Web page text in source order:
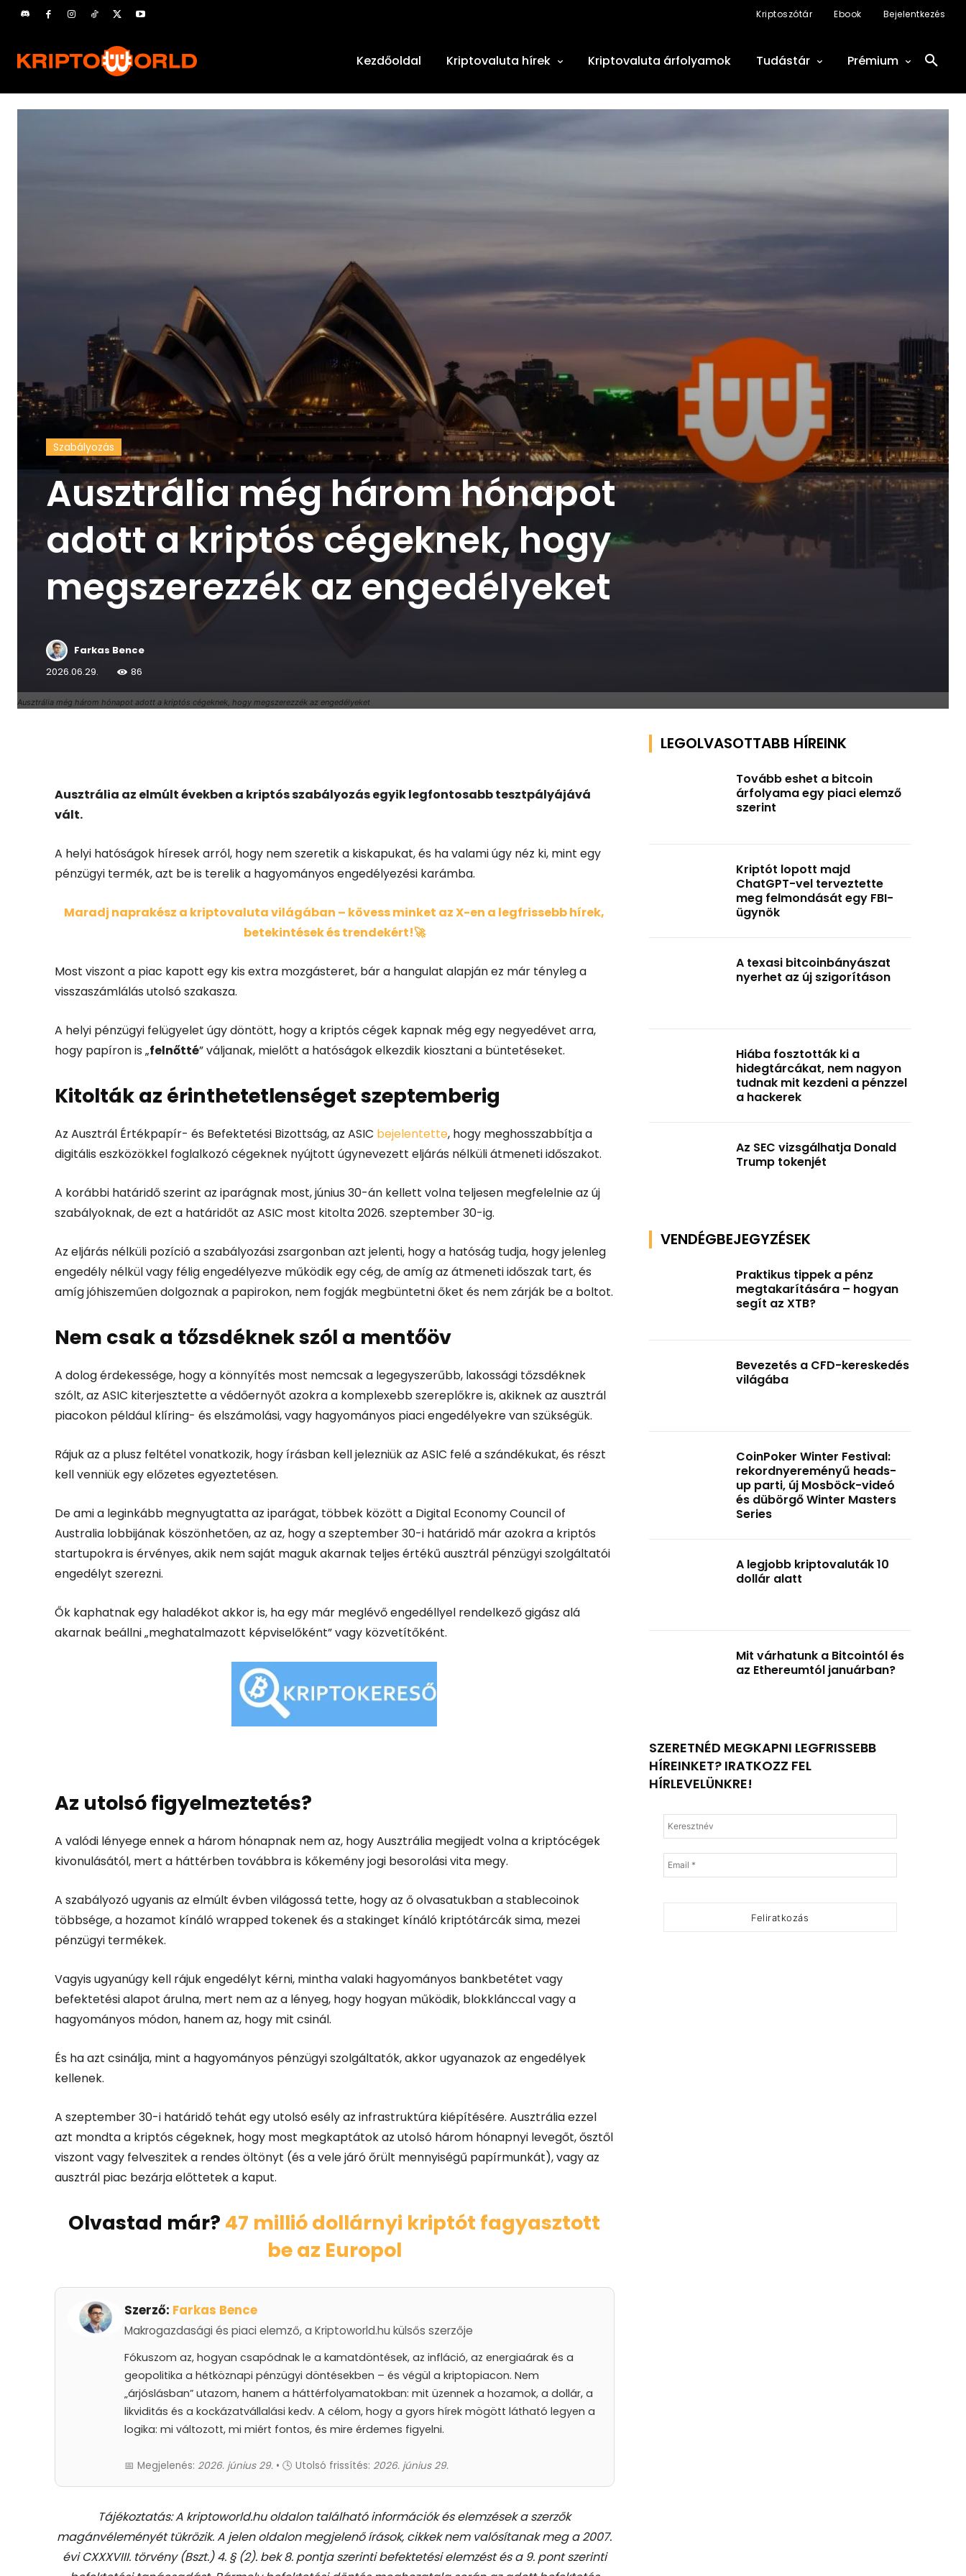
Kriptoszótár Ebook Bejelentkezés
Kezdőoldal Kriptovaluta hírek Kriptovaluta árfolyamok Tudástár Prémium
Ausztrália még három hónapot adott a kriptós cégeknek, hogy megszerezzék az engedélyeket
Szabályozás
Ausztrália még három hónapot
adott a kriptós cégeknek, hogy
megszerezzék az engedélyeket
Farkas Bence
2026.06.29.
86
Ausztrália az elmúlt években a kriptós szabályozás egyik legfontosabb tesztpályájává
vált.
A helyi hatóságok híresek arról, hogy nem szeretik a kiskapukat, és ha valami úgy néz ki, mint egy
pénzügyi termék, azt be is terelik a hagyományos engedélyezési karámba.
Maradj naprakész a kriptovaluta világában – kövess minket az X-en a legfrissebb hírek,
betekintések és trendekért!🚀
Most viszont a piac kapott egy kis extra mozgásteret, bár a hangulat alapján ez már tényleg a
visszaszámlálás utolsó szakasza.
A helyi pénzügyi felügyelet úgy döntött, hogy a kriptós cégek kapnak még egy negyedévet arra,
hogy papíron is „felnőtté” váljanak, mielőtt a hatóságok elkezdik kiosztani a büntetéseket.
Kitolták az érinthetetlenséget szeptemberig
Az Ausztrál Értékpapír- és Befektetési Bizottság, az ASIC bejelentette, hogy meghosszabbítja a
digitális eszközökkel foglalkozó cégeknek nyújtott úgynevezett eljárás nélküli átmeneti időszakot.
A korábbi határidő szerint az iparágnak most, június 30-án kellett volna teljesen megfelelnie az új
szabályoknak, de ezt a határidőt az ASIC most kitolta 2026. szeptember 30-ig.
Az eljárás nélküli pozíció a szabályozási zsargonban azt jelenti, hogy a hatóság tudja, hogy jelenleg
engedély nélkül vagy félig engedélyezve működik egy cég, de amíg az átmeneti időszak tart, és
amíg jóhiszeműen dolgoznak a papirokon, nem fogják megbüntetni őket és nem zárják be a boltot.
Nem csak a tőzsdéknek szól a mentőöv
A dolog érdekessége, hogy a könnyítés most nemcsak a legegyszerűbb, lakossági tőzsdéknek
szólt, az ASIC kiterjesztette a védőernyőt azokra a komplexebb szereplőkre is, akiknek az ausztrál
piacokon például klíring- és elszámolási, vagy hagyományos piaci engedélyekre van szükségük.
Rájuk az a plusz feltétel vonatkozik, hogy írásban kell jelezniük az ASIC felé a szándékukat, és részt
kell venniük egy előzetes egyeztetésen.
De ami a leginkább megnyugtatta az iparágat, többek között a Digital Economy Council of
Australia lobbijának köszönhetően, az az, hogy a szeptember 30-i határidő már azokra a kriptós
startupokra is érvényes, akik nem saját maguk akarnak teljes értékű ausztrál pénzügyi szolgáltatói
engedélyt szerezni.
Ők kaphatnak egy haladékot akkor is, ha egy már meglévő engedéllyel rendelkező gigász alá
akarnak beállni „meghatalmazott képviselőként” vagy közvetítőként.
Az utolsó figyelmeztetés?
A valódi lényege ennek a három hónapnak nem az, hogy Ausztrália megijedt volna a kriptócégek
kivonulásától, mert a háttérben továbbra is kőkemény jogi besorolási vita megy.
A szabályozó ugyanis az elmúlt évben világossá tette, hogy az ő olvasatukban a stablecoinok
többsége, a hozamot kínáló wrapped tokenek és a stakinget kínáló kriptótárcák sima, mezei
pénzügyi termékek.
Vagyis ugyanúgy kell rájuk engedélyt kérni, mintha valaki hagyományos bankbetétet vagy
befektetési alapot árulna, mert nem az a lényeg, hogy hogyan működik, blokklánccal vagy a
hagyományos módon, hanem az, hogy mit csinál.
És ha azt csinálja, mint a hagyományos pénzügyi szolgáltatók, akkor ugyanazok az engedélyek
kellenek.
A szeptember 30-i határidő tehát egy utolsó esély az infrastruktúra kiépítésére. Ausztrália ezzel
azt mondta a kriptós cégeknek, hogy most megkaptátok az utolsó három hónapnyi levegőt, ősztől
viszont vagy felveszitek a rendes öltönyt (és a vele járó őrült mennyiségű papírmunkát), vagy az
ausztrál piac bezárja előttetek a kaput.
Olvastad már? 47 millió dollárnyi kriptót fagyasztott
be az Europol
Szerző: Farkas Bence
Makrogazdasági és piaci elemző, a Kriptoworld.hu külsős szerzője
Fókuszom az, hogyan csapódnak le a kamatdöntések, az infláció, az energiaárak és a
geopolitika a hétköznapi pénzügyi döntésekben – és végül a kriptopiacon. Nem
„árjóslásban” utazom, hanem a háttérfolyamatokban: mit üzennek a hozamok, a dollár, a
likviditás és a kockázatvállalási kedv. A célom, hogy a gyors hírek mögött látható legyen a
logika: mi változott, mi miért fontos, és mire érdemes figyelni.
📅 Megjelenés: 2026. június 29. • 🕓 Utolsó frissítés: 2026. június 29.
Tájékoztatás: A kriptoworld.hu oldalon található információk és elemzések a szerzők
magánvéleményét tükrözik. A jelen oldalon megjelenő írások, cikkek nem valósítanak meg a 2007.
évi CXXXVIII. törvény (Bszt.) 4. § (2). bek 8. pontja szerinti befektetési elemzést és a 9. pont szerinti
LEGOLVASOTTABB HÍREINK
Tovább eshet a bitcoin
árfolyama egy piaci elemző
szerint
Kriptót lopott majd
ChatGPT-vel terveztette
meg felmondását egy FBI-
ügynök
A texasi bitcoinbányászat
nyerhet az új szigorításon
Hiába fosztották ki a
hidegtárcákat, nem nagyon
tudnak mit kezdeni a pénzzel
a hackerek
Az SEC vizsgálhatja Donald
Trump tokenjét
VENDÉGBEJEGYZÉSEK
Praktikus tippek a pénz
megtakarítására – hogyan
segít az XTB?
Bevezetés a CFD-kereskedés
világába
CoinPoker Winter Festival:
rekordnyereményű heads-
up parti, új Mosböck-videó
és dübörgő Winter Masters
Series
A legjobb kriptovaluták 10
dollár alatt
Mit várhatunk a Bitcointól és
az Ethereumtól januárban?
SZERETNÉD MEGKAPNI LEGFRISSEBB
HÍREINKET? IRATKOZZ FEL
HÍRLEVELÜNKRE!